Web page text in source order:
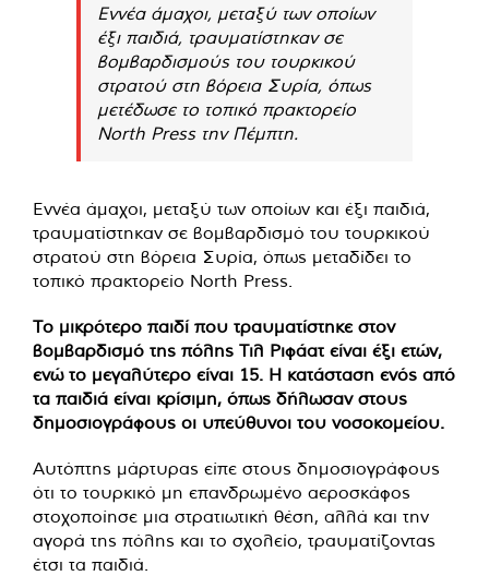
Εννέα άμαχοι, μεταξύ των οποίων
έξι παιδιά, τραυματίστηκαν σε
βομβαρδισμούς του τουρκικού
στρατού στη βόρεια Συρία, όπως
μετέδωσε το τοπικό πρακτορείο
North Press την Πέμπτη.
Εννέα άμαχοι, μεταξύ των οποίων και έξι παιδιά,
τραυματίστηκαν σε βομβαρδισμό του τουρκικού
στρατού στη βόρεια Συρία, όπως μεταδίδει το
τοπικό πρακτορείο North Press.
Το μικρότερο παιδί που τραυματίστηκε στον
βομβαρδισμό της πόλης Τιλ Ριφάατ είναι έξι ετών,
ενώ το μεγαλύτερο είναι 15. Η κατάσταση ενός από
τα παιδιά είναι κρίσιμη, όπως δήλωσαν στους
δημοσιογράφους οι υπεύθυνοι του νοσοκομείου.
Αυτόπτης μάρτυρας είπε στους δημοσιογράφους
ότι το τουρκικό μη επανδρωμένο αεροσκάφος
στοχοποίησε μια στρατιωτική θέση, αλλά και την
αγορά της πόλης και το σχολείο, τραυματίζοντας
έτσι τα παιδιά.